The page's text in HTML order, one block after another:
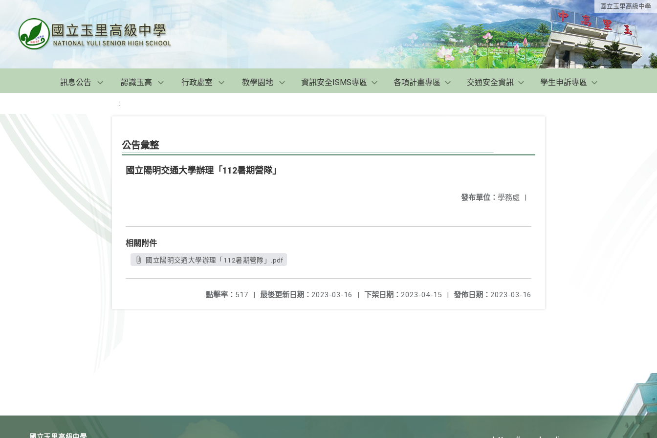
國立玉里高級中學
訊息公告 認識玉高 行政處室 教學園地 資訊安全ISMS專區 各項計畫專區 交通安全資訊 學生申訴專區
:::
公告彙整
國立陽明交通大學辦理「112暑期營隊」
發布單位： 學務處 |
相關附件
國立陽明交通大學辦理「112暑期營隊」.pdf
發佈日期： 2023-03-16
下架日期： 2023-04-15 |
最後更新日期： 2023-03-16 |
點擊率： 517 |